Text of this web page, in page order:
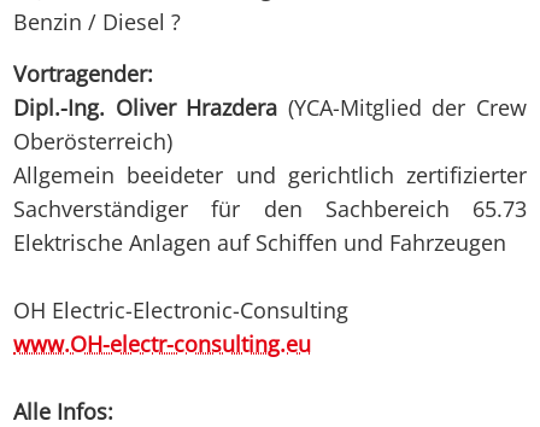
Benzin / Diesel ?
Vortragender:
Dipl.-Ing. Oliver Hrazdera (YCA-Mitglied der Crew
Oberösterreich)
Allgemein beeideter und gerichtlich zertifizierter
Sachverständiger für den Sachbereich 65.73
Elektrische Anlagen auf Schiffen und Fahrzeugen
OH Electric-Electronic-Consulting
www.OH-electr-consulting.eu
Alle Infos: